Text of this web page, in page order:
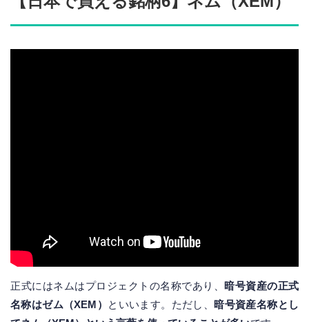
正式にはネムはプロジェクトの名称であり、 暗号資産の正式
名称はゼム（XEM）
といいます。ただし、 暗号資産名称とし